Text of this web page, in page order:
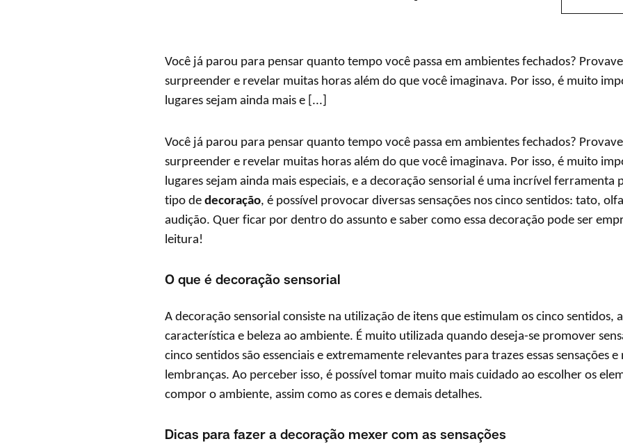
Você já parou para pensar quanto tempo você passa em ambientes fechados?
surpreender e revelar muitas horas além do que você imaginava. Por isso, é muito
lugares sejam ainda mais e [...]
Você já parou para pensar quanto tempo você passa em ambientes fechados?
surpreender e revelar muitas horas além do que você imaginava. Por isso, é muito
lugares sejam ainda mais especiais, e a decoração sensorial é uma incrível ferramenta
tipo de decoração, é possível provocar diversas sensações nos cinco sentidos: tato,
audição. Quer ficar por dentro do assunto e saber como essa decoração pode ser
leitura!
O que é decoração sensorial
A decoração sensorial consiste na utilização de itens que estimulam os cinco sentidos,
característica e beleza ao ambiente. É muito utilizada quando deseja-se promover
cinco sentidos são essenciais e extremamente relevantes para trazes essas sensações
lembranças. Ao perceber isso, é possível tomar muito mais cuidado ao escolher os
compor o ambiente, assim como as cores e demais detalhes.
Dicas para fazer a decoração mexer com as sensações